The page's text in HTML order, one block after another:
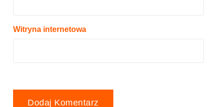
Witryna internetowa